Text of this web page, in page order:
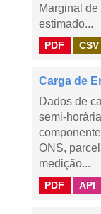
Marginal
estimado...
PDF CSV
Carga de
Dados de
semi-
ONS,
medição...
PDF API